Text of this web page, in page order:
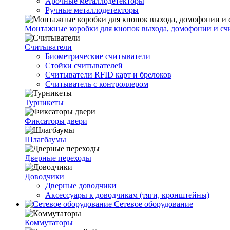
Ручные металлодетекторы
Монтажные коробки для кнопок выхода, домофонии и
Считыватели
Биометрические считыватели
Стойки считывателей
Считыватели RFID карт и брелоков
Считыватель с контроллером
Турникеты
Фиксаторы двери
Шлагбаумы
Дверные переходы
Доводчики
Дверные доводчики
Аксессуары к доводчикам (тяги, кронштейны)
Сетевое оборудование
Коммутаторы